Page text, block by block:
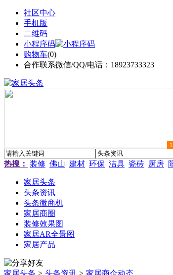
社区中心
手机版
二维码
小程序码
购物车(0)
合作联系微信/QQ/电话：18923733323
1
热搜： 装修 佛山 建材 环保 洁具 瓷砖 厨房
家居头条
头条资讯
头条微商机
家居商圈
装修效果图
家居AR全景图
家居产品
家居头条 > 头条资讯 > 家居商企动态